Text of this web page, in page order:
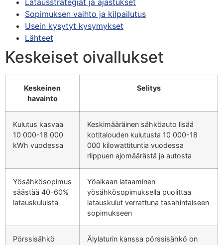
Latausstrategiat ja ajastukset
Sopimuksen vaihto ja kilpailutus
Usein kysytyt kysymykset
Lähteet
Keskeiset oivallukset
Keskeinen
havainto
Selitys
Kulutus kasvaa
10 000-18 000
kWh vuodessa
Keskimääräinen sähköauto lisää
kotitalouden kulutusta 10 000-18
000 kilowattituntia vuodessa
riippuen ajomäärästä ja autosta
Yösähkösopimus
säästää 40-60%
latauskuluista
Yöaikaan lataaminen
yösähkösopimuksella puolittaa
latauskulut verrattuna tasahintaiseen
sopimukseen
Pörssisähkö Älylaturin kanssa pörssisähkö on